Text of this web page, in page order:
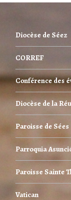
Diocèse de Séez
CORREF
Conférence des
Diocèse de la
Paroisse de Sées
Parroquia
Paroisse Sainte
Vatican